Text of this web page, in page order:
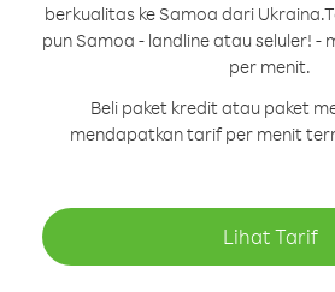
berkualitas ke Samoa dari Ukraina.
pun Samoa - landline atau seluler! -
per menit.
Beli paket kredit atau paket
mendapatkan tarif per menit
Lihat Tarif